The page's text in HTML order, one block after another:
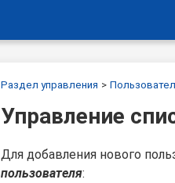
Раздел управления
Управление
Для добавления нового
пользователя: